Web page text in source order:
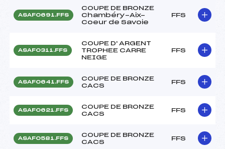
ASAF0691.FFS
COUPE DE BRONZE
Chambéry-Aix-
Coeur de Savoie
FFS
ASAF0311.FFS
COUPE D' ARGENT
TROPHEE CARRE
NEIGE
FFS
ASAF0641.FFS
COUPE DE BRONZE
CACS
FFS
ASAF0621.FFS
COUPE DE BRONZE
CACS
FFS
ASAF0581.FFS
COUPE DE BRONZE
CACS
FFS